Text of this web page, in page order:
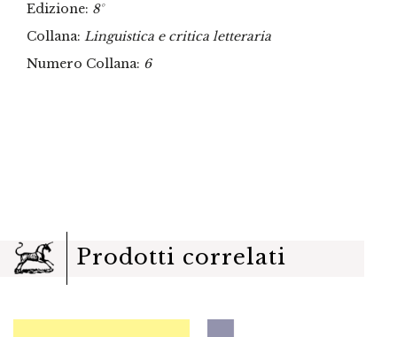
Edizione: 8°
Collana: Linguistica e critica letteraria
Numero Collana: 6
Prodotti correlati